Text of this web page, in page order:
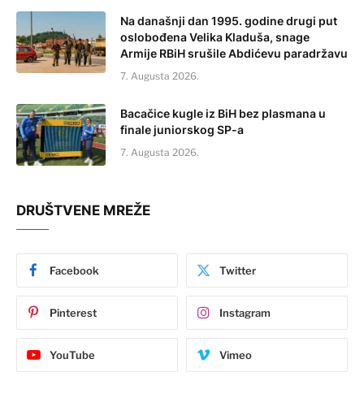
Na današnji dan 1995. godine drugi put
oslobođena Velika Kladuša, snage
Armije RBiH srušile Abdićevu paradržavu
7. Augusta 2026.
Bacačice kugle iz BiH bez plasmana u
finale juniorskog SP-a
7. Augusta 2026.
DRUŠTVENE MREŽE
Facebook Twitter
Pinterest Instagram
YouTube Vimeo